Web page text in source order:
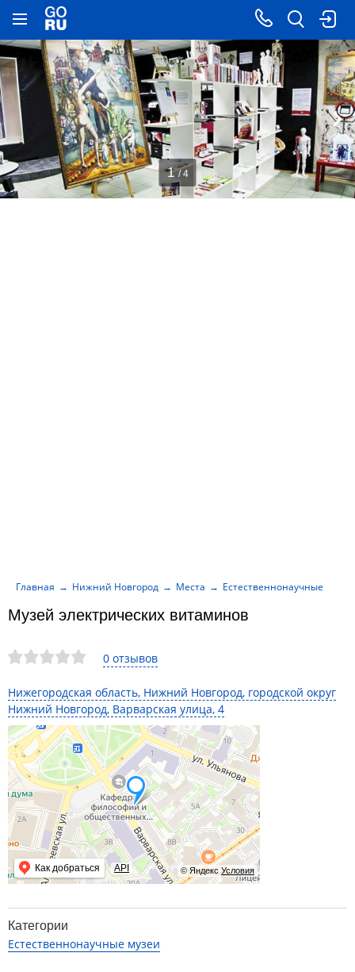
0 отзывов
Нижегородская область, Нижний Новгород, городской округ
Нижний Новгород, Варварская улица, 4
© Яндекс Условия
Как добраться API
Музей электрических витаминов
Главная Нижний Новгород Места Естественнонаучные музеи
1 / 4
Категории
Естественнонаучные музеи